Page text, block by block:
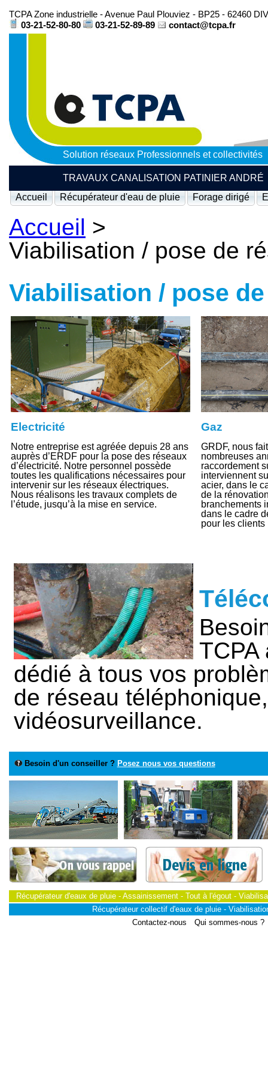
TCPA Zone industrielle - Avenue Paul Plouviez - BP25 - 62460
03-21-52-80-80
03-21-52-89-89 contact@tcpa.fr
Solution réseaux Professionnels et collectivités
TRAVAUX CANALISATION PATINIER ANDRÉ
Accueil
Récupérateur d'eau de pluie Forage dirigé
Accueil >
Viabilisation / pose de
Viabilisation / pose
Electricité
Notre entreprise est agréée depuis 28 ans
auprès d’ERDF pour la pose des réseaux
d’électricité. Notre personnel possède
toutes les qualifications nécessaires pour
intervenir sur les réseaux électriques.
Nous réalisons les travaux complets de
l’étude, jusqu’à la mise en service.
Gaz
GRDF, nous
nombreuses
raccordement
interviennent
acier, dans le
de la
branchements
dans le cadre
pour les clients
TCPA
dédié à tous vos
de réseau
vidéosurveillance.
Besoin d'un conseiller ? Posez nous vos questions
Récupérateur d'eaux de pluie - Assainissement - Tout à l'égout -
Récupérateur collectif d'eaux de pluie -
Contactez-nous
Qui sommes-nous ?